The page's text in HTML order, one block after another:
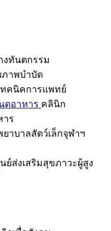
งทันตกรรม
าพบำบัด
คนิคการแพทย์
ดอาหาร คลินิก
าร
ยาบาลสัตว์เล็กจุฬาฯ
ย์ส่งเสริมสุขภาวะผู้สูง